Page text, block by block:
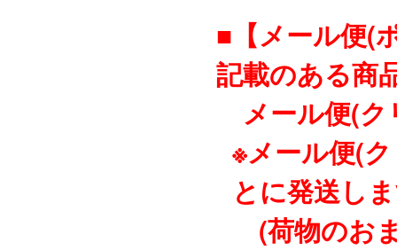
■【メール便(
記載のある商
メール便(ク
※メール便(
とに発送し
(荷物のお